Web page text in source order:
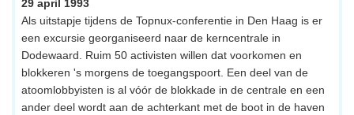
29 april 1993
Als uitstapje tijdens de Topnux-conferentie in Den Haag is er
een excursie georganiseerd naar de kerncentrale in
Dodewaard. Ruim 50 activisten willen dat voorkomen en
blokkeren 's morgens de toegangspoort. Een deel van de
atoomlobbyisten is al vóór de blokkade in de centrale en een
ander deel wordt aan de achterkant met de boot in de haven